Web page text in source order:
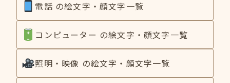
電話 の絵文字・顔文字一覧
コンピューター の絵文字・顔文字一覧
照明・映像 の絵文字・顔文字一覧